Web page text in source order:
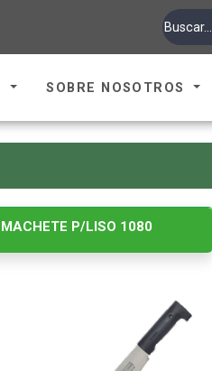
SOBRE NOSOTROS
MACHETE P/LISO 1080